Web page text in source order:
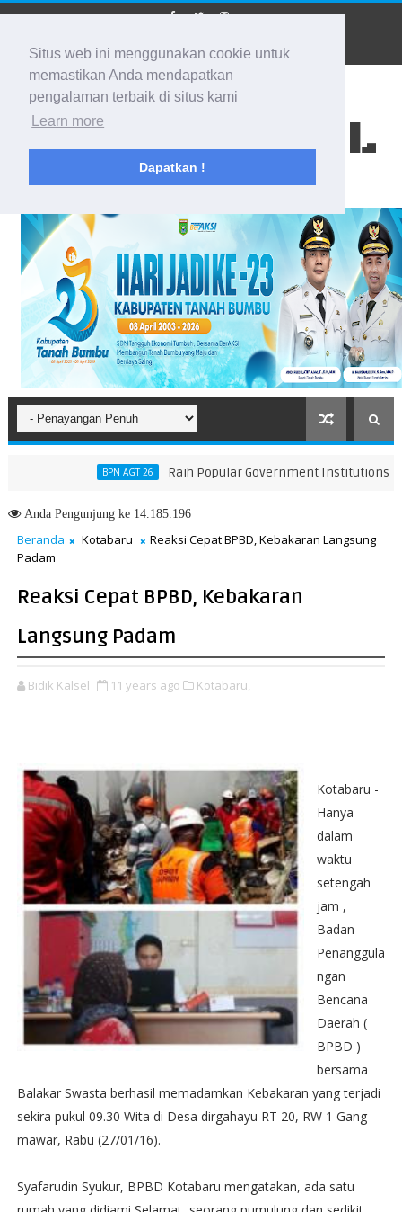
Situs web ini menggunakan cookie untuk
memastikan Anda mendapatkan
pengalaman terbaik di situs kami
Learn more
Dapatkan !
BIDIK KALSEL
Membidik Ke Segala Arah
BPN AGT 26 Raih Popular Government Institutions Award
KUA-PPAS 2026, Perkuat Arah Pembangunan Tanah Bumbu
AndaPengunjung ke 14.185.196
Beranda Kotabaru
Reaksi Cepat BPBD, Kebakaran Langsung
Padam
Reaksi Cepat BPBD, Kebakaran
Langsung Padam
Bidik Kalsel 11 years ago Kotabaru,
Kotabaru -
Hanya
dalam
waktu
setengah
jam ,
Badan
Penanggula
ngan
Bencana
Daerah (
BPBD )
bersama
Balakar Swasta berhasil memadamkan Kebakaran yang terjadi
sekira pukul 09.30 Wita di Desa dirgahayu RT 20, RW 1 Gang
mawar, Rabu (27/01/16).
‪Syafarudin Syukur, BPBD Kotabaru mengatakan, ada satu